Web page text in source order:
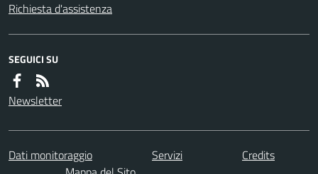
Richiesta d'assistenza
SEGUICI SU
Newsletter
Dati monitoraggio Servizi
Credits